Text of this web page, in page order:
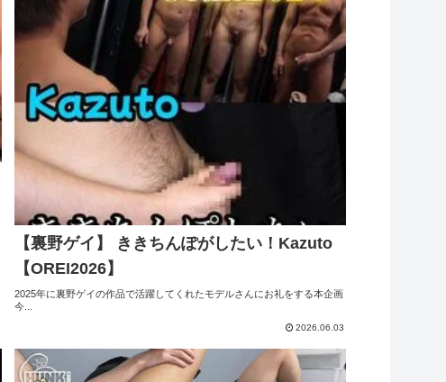
【裏野ゲイ】 ききちんぽがしたい！Kazuto
【OREI2026】
2025年に裏野ゲイの作品で活躍してくれたモデルさんにお礼をする本企画
今...
2026.06.03